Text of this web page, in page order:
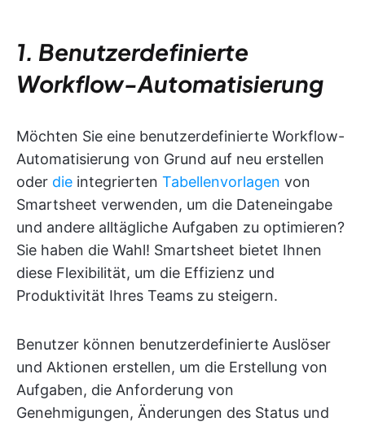
1. Benutzerdefinierte
Workflow-Automatisierung
Möchten Sie eine benutzerdefinierte Workflow-
Automatisierung von Grund auf neu erstellen
oder die integrierten Tabellenvorlagen von
Smartsheet verwenden, um die Dateneingabe
und andere alltägliche Aufgaben zu optimieren?
Sie haben die Wahl! Smartsheet bietet Ihnen
diese Flexibilität, um die Effizienz und
Produktivität Ihres Teams zu steigern.
Benutzer können benutzerdefinierte Auslöser
und Aktionen erstellen, um die Erstellung von
Aufgaben, die Anforderung von
Genehmigungen, Änderungen des Status und